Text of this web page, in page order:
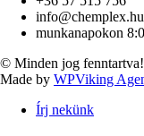
info@chemplex.hu
munkanapokon
© Minden jog
Made by WPViking
Írj nekünk